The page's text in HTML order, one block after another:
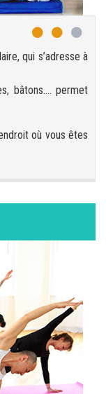
qui s’adresse à
bâtons…. permet
où vous êtes